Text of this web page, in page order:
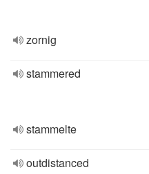
zornig
stammered
stammelte
outdistanced